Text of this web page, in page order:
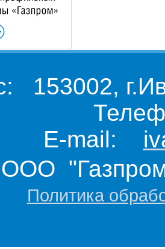
153002,
E-mail:
"Газпром
Политика